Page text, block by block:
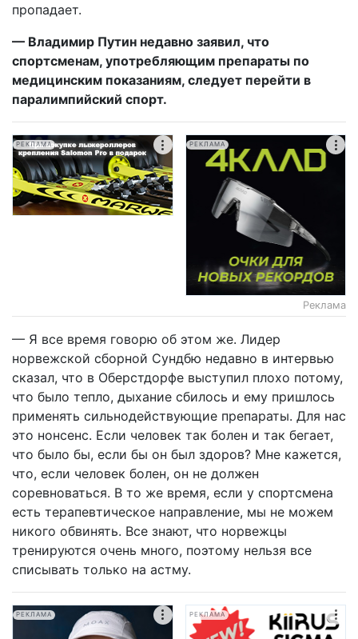
пропадает.
— Владимир Путин недавно заявил, что
спортсменам, употребляющим препараты по
медицинским показаниям, следует перейти в
паралимпийский спорт.
РЕКЛАМА РЕКЛАМА
Реклама
— Я все время говорю об этом же. Лидер
норвежской сборной Сундбю недавно в интервью
сказал, что в Оберстдорфе выступил плохо потому,
что было тепло, дыхание сбилось и ему пришлось
применять сильнодействующие препараты. Для нас
это нонсенс. Если человек так болен и так бегает,
что было бы, если бы он был здоров? Мне кажется,
что, если человек болен, он не должен
соревноваться. В то же время, если у спортсмена
есть терапевтическое направление, мы не можем
никого обвинять. Все знают, что норвежцы
тренируются очень много, поэтому нельзя все
списывать только на астму.
РЕКЛАМА РЕКЛАМА